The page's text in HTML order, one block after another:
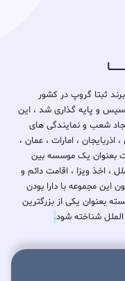
1381 تحت نام و برند ثبتا گروپ در کشور
و پایه گذاری شد ، این
شعب و نمایندگی های
، امارات ، عمان ،
بعنوان یک موسسه بین
، اخذ ویزا ، اقامت دائم و
مجموعه با دارا بودن
بعنوان یکی از بزرگترین
شناخته شود.